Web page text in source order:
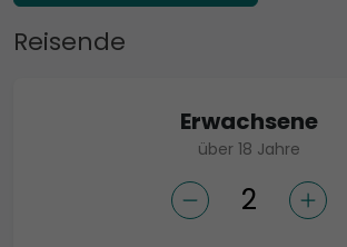
Reisende
Erwachsene
über 18 Jahre